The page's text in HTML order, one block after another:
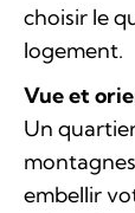
choisir le
logement.
Vue et
Un
embellir